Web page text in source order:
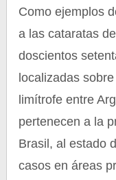
Como ejemplos
a las cataratas
doscientos
localizadas
limítrofe entre
pertenecen a la
Brasil, al estado
casos en áreas